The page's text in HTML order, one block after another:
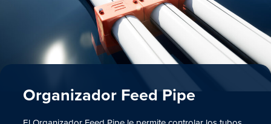
Organizador Feed Pipe